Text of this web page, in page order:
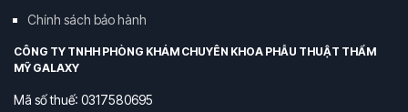
Chính sách bảo hành
CÔNG TY TNHH PHÒNG KHÁM CHUYÊN KHOA PHẪU THUẬT THẨM
MỸ GALAXY
Mã số thuế: 0317580695